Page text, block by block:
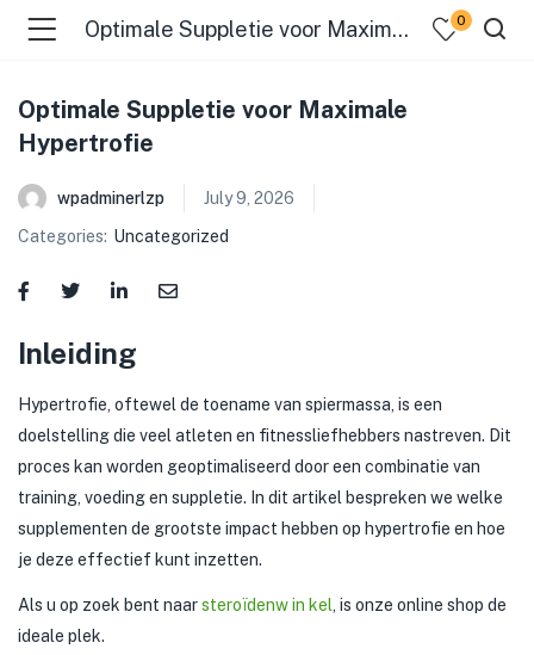
(Our Menus )
Optimale Suppletie voor Maximale Hypertrofie 0
Optimale Suppletie voor Maximale
Hypertrofie
wpadminerlzp
July 9, 2026
Categories: Uncategorized
Inleiding
Hypertrofie, oftewel de toename van spiermassa, is een
doelstelling die veel atleten en fitnessliefhebbers nastreven. Dit
proces kan worden geoptimaliseerd door een combinatie van
training, voeding en suppletie. In dit artikel bespreken we welke
supplementen de grootste impact hebben op hypertrofie en hoe
je deze effectief kunt inzetten.
Als u op zoek bent naarsteroïdenw in kel , is onze online shop de
ideale plek.